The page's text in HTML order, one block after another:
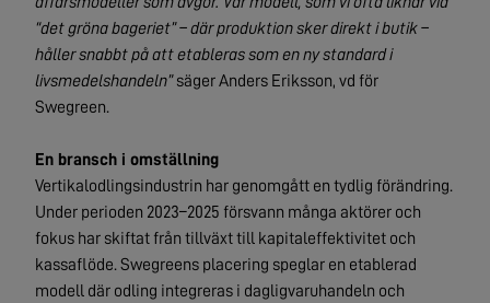
“det gröna bageriet” – där produktion sker direkt i butik –
håller snabbt på att etableras som en ny standard i
livsmedelshandeln”säger Anders Eriksson, vd för
Swegreen.
En bransch i omställning
Vertikalodlingsindustrin har genomgått en tydlig förändring.
Under perioden 2023–2025 försvann många aktörer och
fokus har skiftat från tillväxt till kapitaleffektivitet och
kassaflöde. Swegreens placering speglar en etablerad
modell där odling integreras i dagligvaruhandeln och